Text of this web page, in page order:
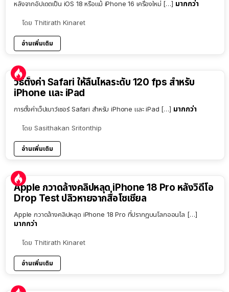
หลังจากอัปเดตเป็น iOS 18 หรือแม้ iPhone 16 เครื่องใหม่ […] มากกว่า
โดย Thitirath Kinaret
อ่านเพิ่มเติม
วิธีตั้งค่า Safari ให้ลื่นไหลระดับ 120 fps สำหรับ
iPhone และ iPad
การตั้งค่าเว็ปเบาว์เซอร์ Safari สำหรับ iPhone และ iPad […] มากกว่า
โดย Sasithakan Sritonthip
อ่านเพิ่มเติม
Apple กวาดล้างคลิปหลุด iPhone 18 Pro หลังวิดีโอ
Drop Test ปลิวหายจากสื่อโซเชียล
Apple กวาดล้างคลิปหลุด iPhone 18 Pro ที่ปรากฏบนโลกออนไล […]
มากกว่า
โดย Thitirath Kinaret
อ่านเพิ่มเติม